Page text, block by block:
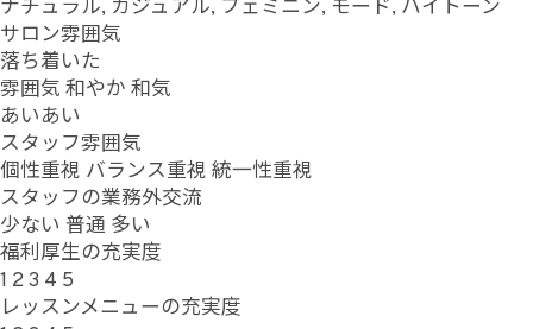
ナチュラル, カジュアル, フェミニン, モード, ハイトーン
サロン雰囲気
落ち着いた
雰囲気 和やか 和気
あいあい
スタッフ雰囲気
個性重視 バランス重視 統一性重視
スタッフの業務外交流
少ない 普通 多い
福利厚生の充実度
1 23 4 5
レッスンメニューの充実度